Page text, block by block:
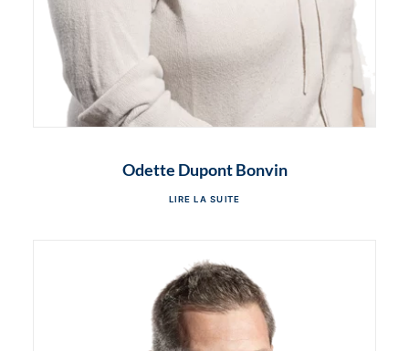
Odette Dupont Bonvin
LIRE LA SUITE